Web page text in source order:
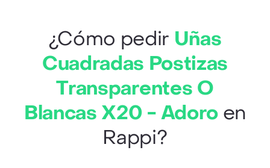
¿Cómo pedir Uñas
Cuadradas Postizas
Transparentes O
Blancas X20 - Adoroen
Rappi?